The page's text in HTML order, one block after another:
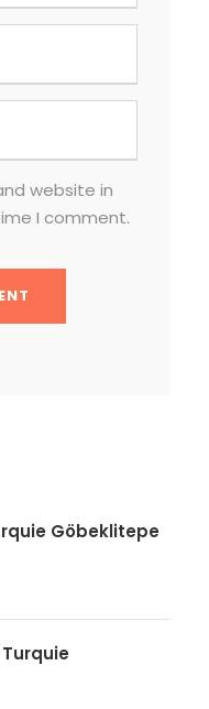
website in
I comment.
Göbeklitepe